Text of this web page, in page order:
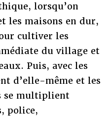
lorsqu’on
les maisons en dur,
cultiver les
du village et
Puis, avec les
d’elle-même et les
se multiplient
police,